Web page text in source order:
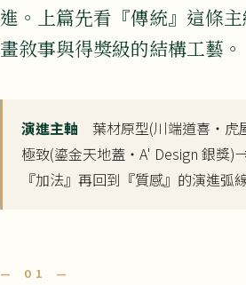
進。上篇先看『傳統』這條
畫敘事與得獎級的結構工藝。
演進主軸 葉材原型(川端道喜・
極致(鎏金天地蓋・A' Design 銀獎
『加法』再回到『質感』的演進弧
— 01 —